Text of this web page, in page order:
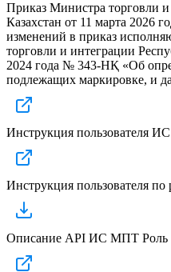
Приказ Министра торговли
Казахстан от 11 марта 2026
изменений в приказ
торговли и интеграции
2024 года № 343-НҚ «Об
подлежащих маркировке, и
Инструкция пользователя
Инструкция пользователя по
Описание API ИС МПТ Роль